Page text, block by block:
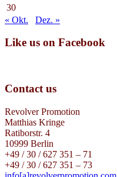
30
« Okt.
Dez. »
Like us on Facebook
Contact us
Revolver Promotion
Matthias Kringe
Ratiborstr. 4
10999 Berlin
+49 / 30 / 627 351 – 71
+49 / 30 / 627 351 – 73